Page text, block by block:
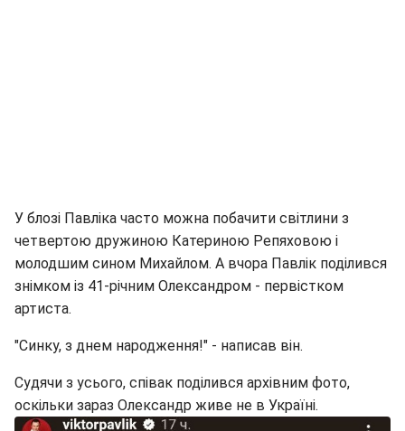
У блозі Павліка часто можна побачити світлини з
четвертою дружиною Катериною Репяховою і
молодшим сином Михайлом. А вчора Павлік поділився
знімком із 41-річним Олександром - первістком
артиста.
"Синку, з днем народження!" - написав він.
Судячи з усього, співак поділився архівним фото,
оскільки зараз Олександр живе не в Україні.